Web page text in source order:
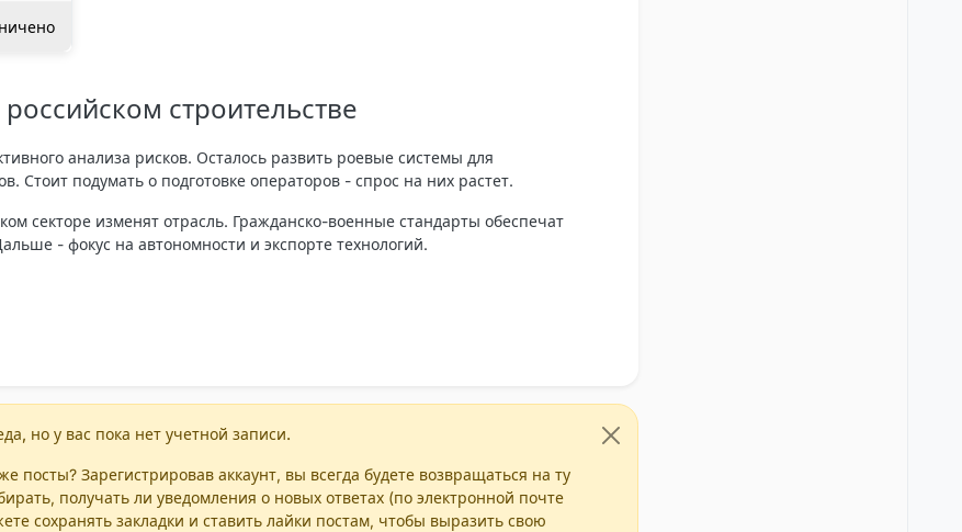
строительстве
анализа рисков. Осталось развить роевые системы для
Стоит подумать о подготовке операторов - спрос на них растет.
секторе изменят отрасль. Гражданско-военные стандарты обеспечат
- фокус на автономности и экспорте технологий.
но у вас пока нет учетной записи.
посты? Зарегистрировав аккаунт, вы всегда будете возвращаться на ту
получать ли уведомления о новых ответах (по электронной почте
сохранять закладки и ставить лайки постам, чтобы выразить свою